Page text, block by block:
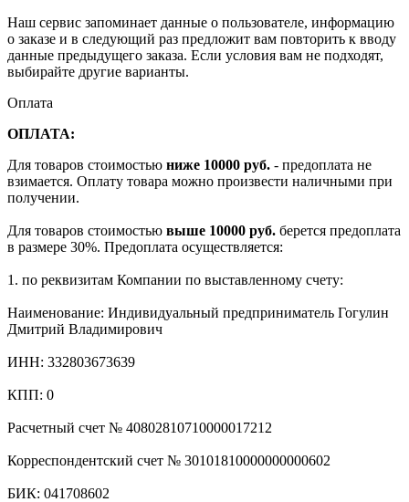
Наш сервис запоминает данные о пользователе, информацию
о заказе и в следующий раз предложит вам повторить к вводу
данные предыдущего заказа. Если условия вам не подходят,
выбирайте другие варианты.
Оплата
ОПЛАТА:
Для товаров стоимостью ниже 10000 руб. - предоплата не
взимается. Оплату товара можно произвести наличными при
получении.
Для товаров стоимостью выше 10000 руб. берется предоплата
в размере 30%. Предоплата осуществляется:
1. по реквизитам Компании по выставленному счету:
Наименование: Индивидуальный предприниматель Гогулин
Дмитрий Владимирович
ИНН: 332803673639
КПП: 0
Расчетный счет № 40802810710000017212
Корреспондентский счет № 30101810000000000602
БИК: 041708602